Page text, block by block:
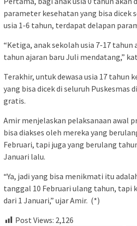
parameter kesehatan yang bisa dicek
usia 1-6 tahun, terdapat delapan
“Ketiga, anak sekolah usia 7-17 tahun
tahun ajaran baru Juli mendatang,”
Terakhir, untuk dewasa usia 17 tahun
yang bisa dicek di seluruh Puskesmas
gratis.
Amir menjelaskan pelaksanaan awal
bisa diakses oleh mereka yang
Februari, tapi juga yang berulang
Januari lalu.
“Ya, jadi yang bisa menikmati itu
tanggal 10 Februari ulang tahun, tapi
dari 1 Januari,” ujar Amir. (*)
Post Views: 2,126